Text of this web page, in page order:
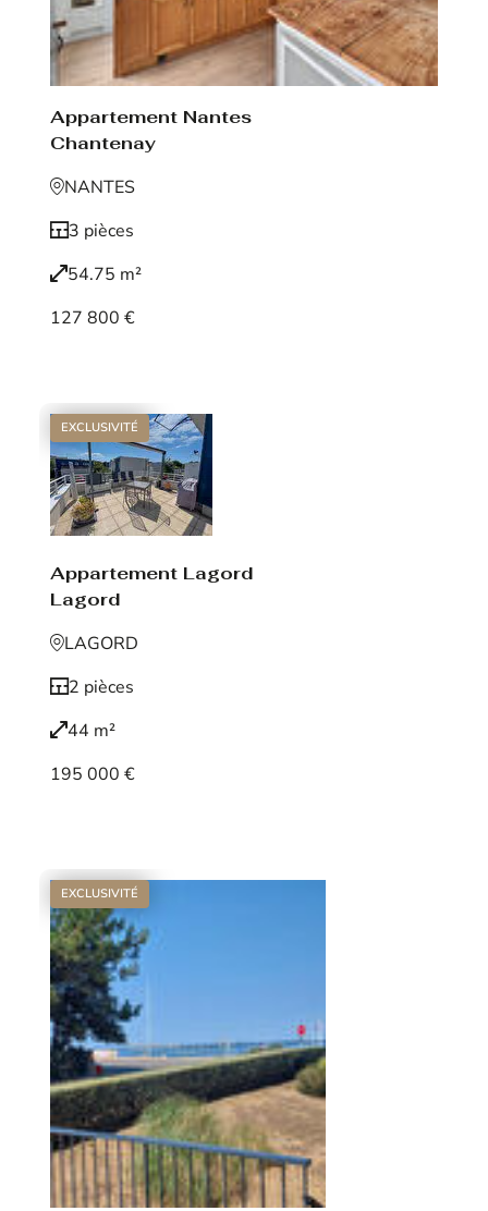
Appartement Nantes
Chantenay
NANTES
3 pièces
54.75 m²
127 800 €
EXCLUSIVITÉ
Appartement Lagord
Lagord
LAGORD
2 pièces
44 m²
195 000 €
EXCLUSIVITÉ